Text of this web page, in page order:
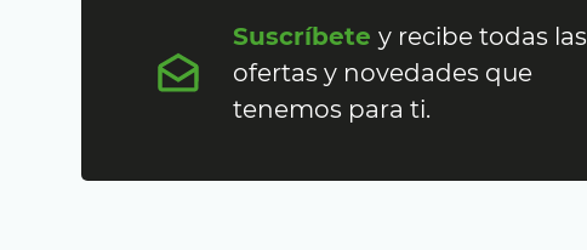
Suscríbetey recibe todas las
ofertas y novedades que
tenemos para ti.